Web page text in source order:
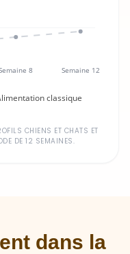
8 Semaine 12
classique
CHIENS ET CHATS ET
DE 12 SEMAINES.
dans la